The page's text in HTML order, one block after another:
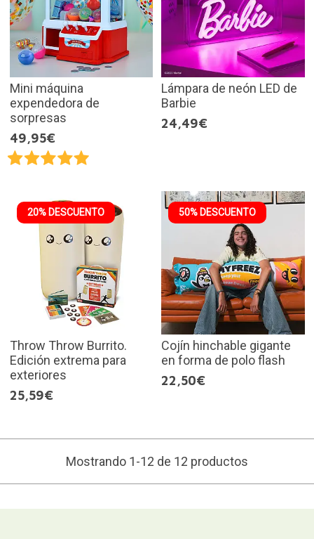
Mini máquina
expendedora de
sorpresas
49,95€
Lámpara de neón LED de
Barbie
24,49€
20% DESCUENTO
Throw Throw Burrito.
Edición extrema para
exteriores
25,59€
50% DESCUENTO
Cojín hinchable gigante
en forma de polo flash
22,50€
Mostrando 1-12 de 12 productos